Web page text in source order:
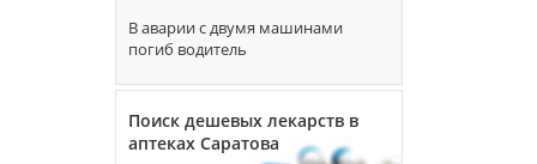
В аварии с двумя машинами
погиб водитель
Поиск дешевых лекарств в
аптеках Саратова